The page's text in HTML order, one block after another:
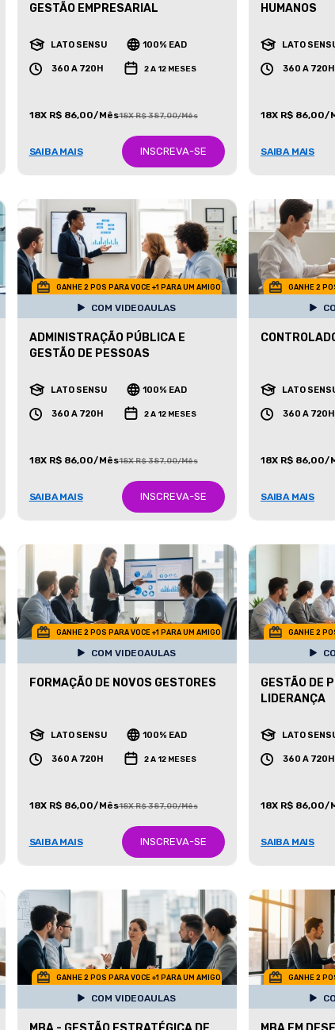
GESTÃO EMPRESARIAL
LATO SENSU 100% EAD
360 A 720H 2 A 12 MESES
18X R$ 86,00/Mês18X R$ 387,00/Mês
SAIBA MAIS INSCREVA-SE
HUMANOS
LATO
360 A 720H
18X R$ 86,00/
SAIBA MAIS
GANHE 2 POS PARA VOCE +1 PARA UM AMIGO
COM VIDEOAULAS
ADMINISTRAÇÃO PÚBLICA E
GESTÃO DE PESSOAS
LATO SENSU 100% EAD
360 A 720H 2 A 12 MESES
18X R$ 86,00/Mês18X R$ 387,00/Mês
SAIBA MAIS INSCREVA-SE
GANHE 2
LATO
360 A 720H
18X R$ 86,00/
SAIBA MAIS
GANHE 2 POS PARA VOCE +1 PARA UM AMIGO
COM VIDEOAULAS
FORMAÇÃO DE NOVOS GESTORES
LATO SENSU 100% EAD
360 A 720H 2 A 12 MESES
18X R$ 86,00/Mês18X R$ 387,00/Mês
SAIBA MAIS INSCREVA-SE
GANHE 2
GESTÃO DE
LIDERANÇA
LATO
360 A 720H
18X R$ 86,00/
SAIBA MAIS
GANHE 2 POS PARA VOCE +1 PARA UM AMIGO
COM VIDEOAULAS
GANHE 2